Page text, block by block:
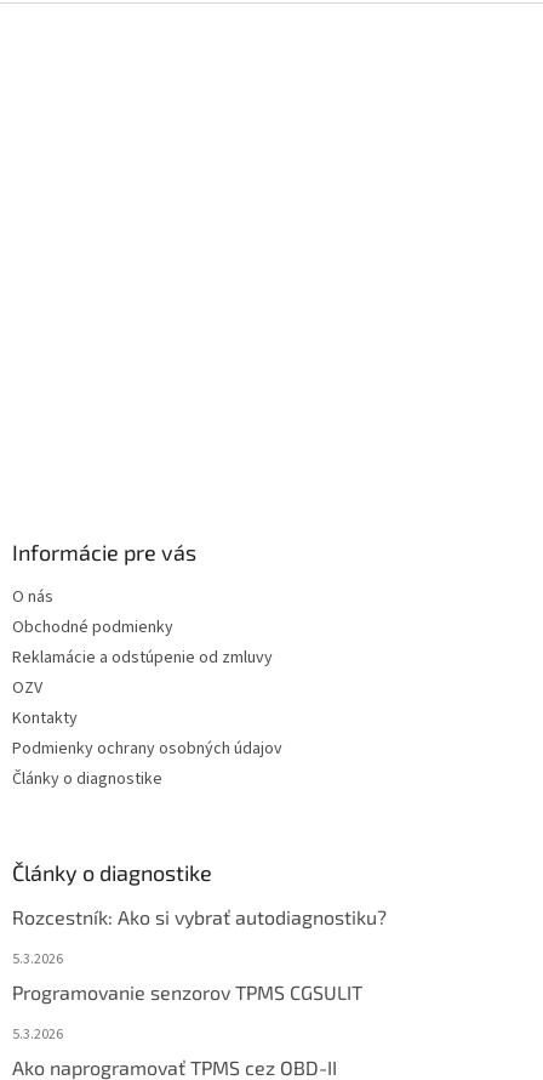
Informácie pre vás
O nás
Obchodné podmienky
Reklamácie a odstúpenie od zmluvy
OZV
Kontakty
Podmienky ochrany osobných údajov
Články o diagnostike
Články o diagnostike
Rozcestník: Ako si vybrať autodiagnostiku?
5.3.2026
Programovanie senzorov TPMS CGSULIT
5.3.2026
Ako naprogramovať TPMS cez OBD-II